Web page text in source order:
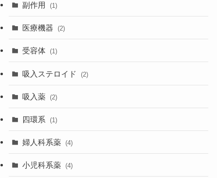
副作用 (1)
医療機器 (2)
受容体 (1)
吸入ステロイド (2)
吸入薬 (2)
四環系 (1)
婦人科系薬 (4)
小児科系薬 (4)